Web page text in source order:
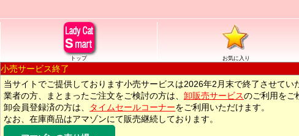
トップ お気に入り
小売サービス終了
当サイトでご提供しております小売サービスは2026年2月末で終了させてい
業者の方、まとまったご注文をご検討の方は、 卸販売サービスのご利用をご
卸会員登録済の方は、
タイムセールコーナーをご利用いただけます。
なお、在庫商品はアマゾンにて販売継続しております。